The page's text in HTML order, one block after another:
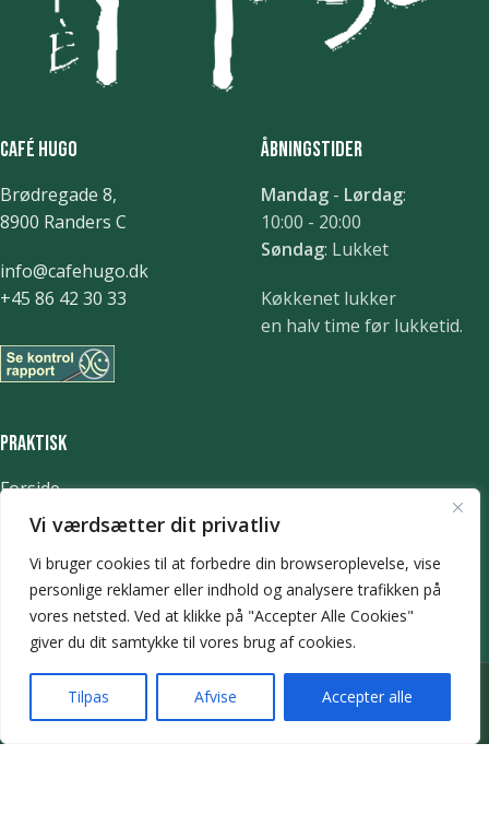
Vi værdsætter dit privatliv
Vi bruger cookies til at forbedre din browseroplevelse, vise
personlige reklamer eller indhold og analysere trafikken på
vores netsted. Ved at klikke på "Accepter Alle Cookies"
giver du dit samtykke til vores brug af cookies.
Tilpas Afvise Accepter alle
Vi er lukket for vores online bestilling
idag
Café Hugo
Brødregade 8,
8900 Randers C
info@cafehugo.dk
+45 86 42 30 33
Åbningstider
Mandag - Lørdag:
10:00 - 20:00
Søndag: Lukket
Køkkenet lukker
en halv time før lukketid.
Praktisk
Forside
Book bord
Kontakt
Handelsbetingelser
Privatlivs- og cookiepolitik
Café Hugo @ 2025 | Power byNemBestil ApS